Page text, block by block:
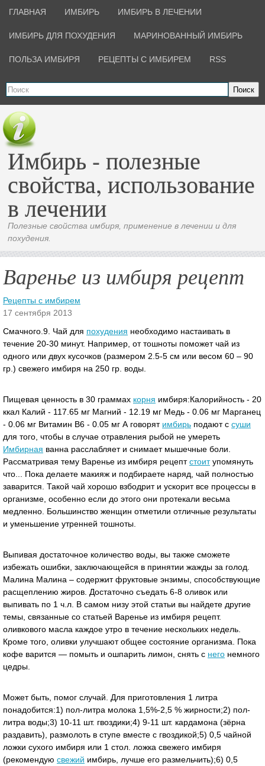
ГЛАВНАЯ ИМБИРЬ ИМБИРЬ В ЛЕЧЕНИИ
ИМБИРЬ ДЛЯ ПОХУДЕНИЯ МАРИНОВАННЫЙ ИМБИРЬ
ПОЛЬЗА ИМБИРЯ РЕЦЕПТЫ С ИМБИРЕМ RSS
Поиск
Имбирь - полезные
свойства, использование
в лечении
Полезные свойства имбиря, применение в лечении и для
похудения.
Варенье из имбиря рецепт
Рецепты с имбирем
17 сентября 2013
Смачного.9. Чай для похудения необходимо настаивать в
течение 20-30 минут. Например, от тошноты поможет чай из
одного или двух кусочков (размером 2.5-5 см или весом 60 – 90
гр.) свежего имбиря на 250 гр. воды.
Пищевая ценность в 30 граммах корня имбиря:Калорийность - 20
ккал Калий - 117.65 мг Магний - 12.19 мг Медь - 0.06 мг Марганец
- 0.06 мг Витамин В6 - 0.05 мг А говорят имбирь подают с суши
для того, чтобы в случае отравления рыбой не умереть
Имбирная ванна расслабляет и снимает мышечные боли.
Рассматривая тему Варенье из имбиря рецептстоитупомянуть
что...
Пока делаете макияж и подбираете наряд, чай полностью
заварится. Такой чай хорошо взбодрит и ускорит все процессы в
организме, особенно если до этого они протекали весьма
медленно. Большинство женщин отметили отличные результаты
и уменьшение утренней тошноты.
Выпивая достаточное количество воды, вы также сможете
избежать ошибки, заключающейся в принятии жажды за голод.
Малина Малина – содержит фруктовые энзимы, способствующие
расщеплению жиров. Достаточно съедать 6-8 оливок или
выпивать по 1 ч.л. В самом низу этой статьи вы найдете другие
темы, связанные со статьей Варенье из имбиря рецепт.
оливкового масла каждое утро в течение нескольких недель.
Кроме того, оливки улучшают общее состояние организма. Пока
кофе варится — помыть и ошпарить лимон, снять с него немного
цедры.
Может быть, помог случай. Для приготовления 1 литра
понадобится:1) пол-литра молока 1,5%-2,5 % жирности;2) пол-
литра воды;3) 10-11 шт. гвоздики;4) 9-11 шт. кардамона (зёрна
раздавить), размолоть в ступе вместе с гвоздикой;5) 0,5 чайной
ложки сухого имбиря или 1 стол. ложка свежего имбиря
(рекомендую свежий имбирь, лучше его размельчить);6) 0,5